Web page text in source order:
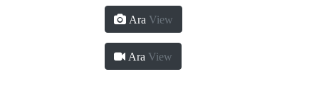
Ara View
Ara View